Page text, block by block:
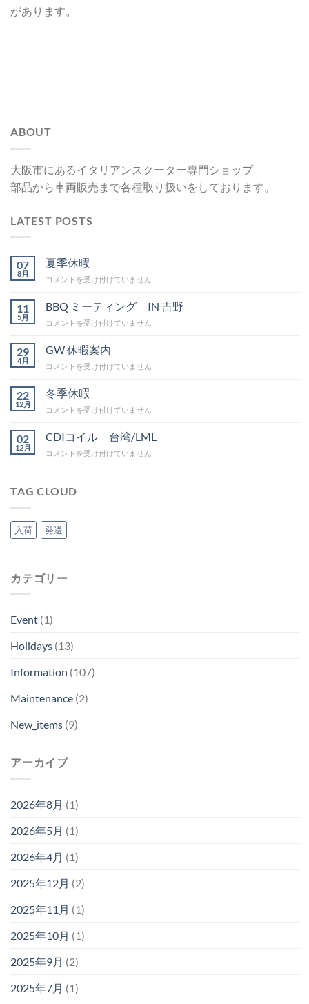
があります。
ABOUT
大阪市にあるイタリアンスクーター専門ショップ
部品から車両販売まで各種取り扱いをしております。
LATEST POSTS
07
8月
夏季休暇
夏
休
は
コメントを受け付けていません
11
5月
BBQ ミーティング IN 吉野
BBQ
ー
ィ
グ
吉
は
コメントを受け付けていません
29
4月
GW 休暇案内
GW
暇
案
内
コメントを受け付けていません
22
12月
冬季休暇
冬
休
は
コメントを受け付けていません
02
12月
CDIコイル 台湾/LML
CDI
ル
は
コメントを受け付けていません
TAG CLOUD
入荷 発送
カテゴリー
Event (1)
Holidays (13)
Information (107)
Maintenance (2)
New_items (9)
アーカイブ
2026年8月 (1)
2026年5月 (1)
2026年4月 (1)
2025年12月 (2)
2025年11月 (1)
2025年10月 (1)
2025年9月 (2)
2025年7月 (1)